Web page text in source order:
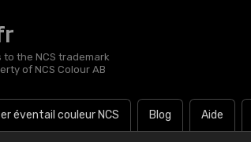
the NCS trademark
of NCS Colour AB
éventail couleur NCS Blog Aide